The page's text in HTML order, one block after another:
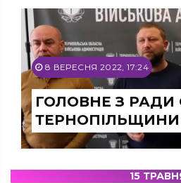
8 ВЕРЕСНЯ 2022, 17:24
ГОЛОВНЕ З
ТЕРНОПІЛЬЩИНИ
15